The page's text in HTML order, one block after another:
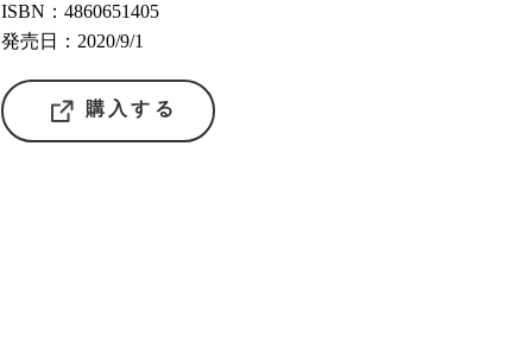
ISBN：4860651405
発売日：2020/9/1
購入する